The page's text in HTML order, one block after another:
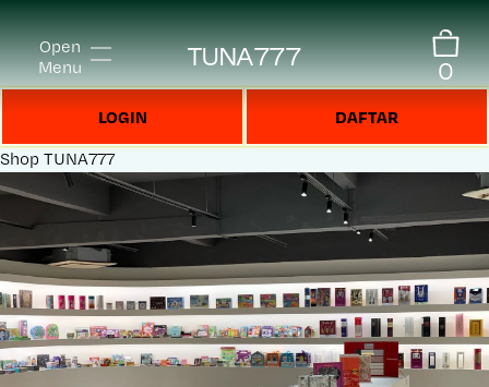
Open
Menu
TUNA777 0
LOGIN DAFTAR
Shop TUNA777